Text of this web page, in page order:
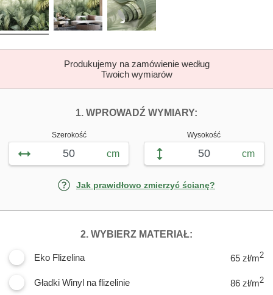
Produkujemy na zamówienie według
Twoich wymiarów
1. WPROWADŹ WYMIARY:
Szerokość
cm
Wysokość
cm
Jak prawidłowo zmierzyć ścianę?
2. WYBIERZ MATERIAŁ:
Eko Flizelina 65 zł/m2
Gładki Winyl na flizelinie 86 zł/m2